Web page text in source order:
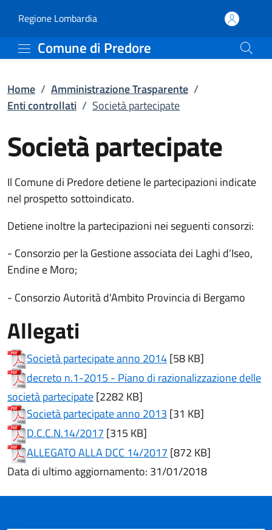
Società partecipate |
Regione Lombardia(apre in un'altra scheda).
Comune di Predore
Home / Amministrazione Trasparente /
Enti controllati / Società partecipate
Società partecipate
Il Comune di Predore detiene le partecipazioni indicate
nel prospetto sottoindicato.
Detiene inoltre la partecipazioni nei seguenti consorzi:
- Consorzio per la Gestione associata dei Laghi d’Iseo,
Endine e Moro;
- Consorzio Autorità d'Ambito Provincia di Bergamo
Allegati
Società partecipate anno 2014(apre in un'altra
[58 KB]
decreto n.1-2015 - Piano di razionalizzazione delle
società partecipate(apre in un'altra scheda).
[2282 KB]
Società partecipate anno 2013 (apre in un'altra
[31 KB]
D.C.C.N.14/2017 (apre in un'altra scheda).
[315 KB]
ALLEGATO ALLA DCC 14/2017 (apre in un'altra
[872 KB]
Data di ultimo aggiornamento: 31/01/2018